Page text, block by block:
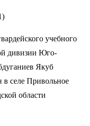
учебного
дивизии Юго-
Якуб
в селе Привольное
области